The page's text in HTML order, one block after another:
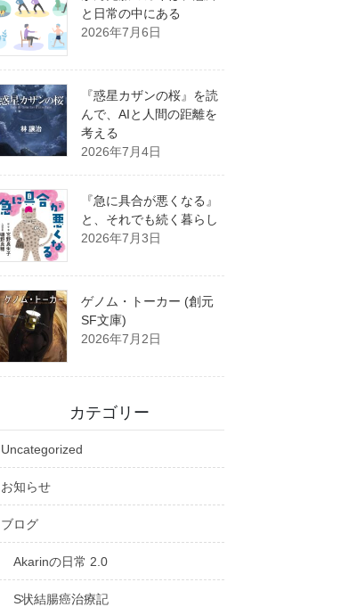
と日常の中にある
2026年7月6日
『惑星カザンの桜』を読
んで、AIと人間の距離を
考える
2026年7月4日
『急に具合が悪くなる』
と、それでも続く暮らし
2026年7月3日
ゲノム・トーカー (創元
SF文庫)
2026年7月2日
カテゴリー
Uncategorized
お知らせ
ブログ
Akarinの日常 2.0
S状結腸癌治療記